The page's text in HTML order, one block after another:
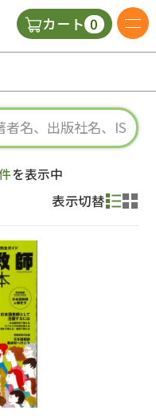
カート 0
聴覚・補助教材
教師用参考書
を表示中
表示切替